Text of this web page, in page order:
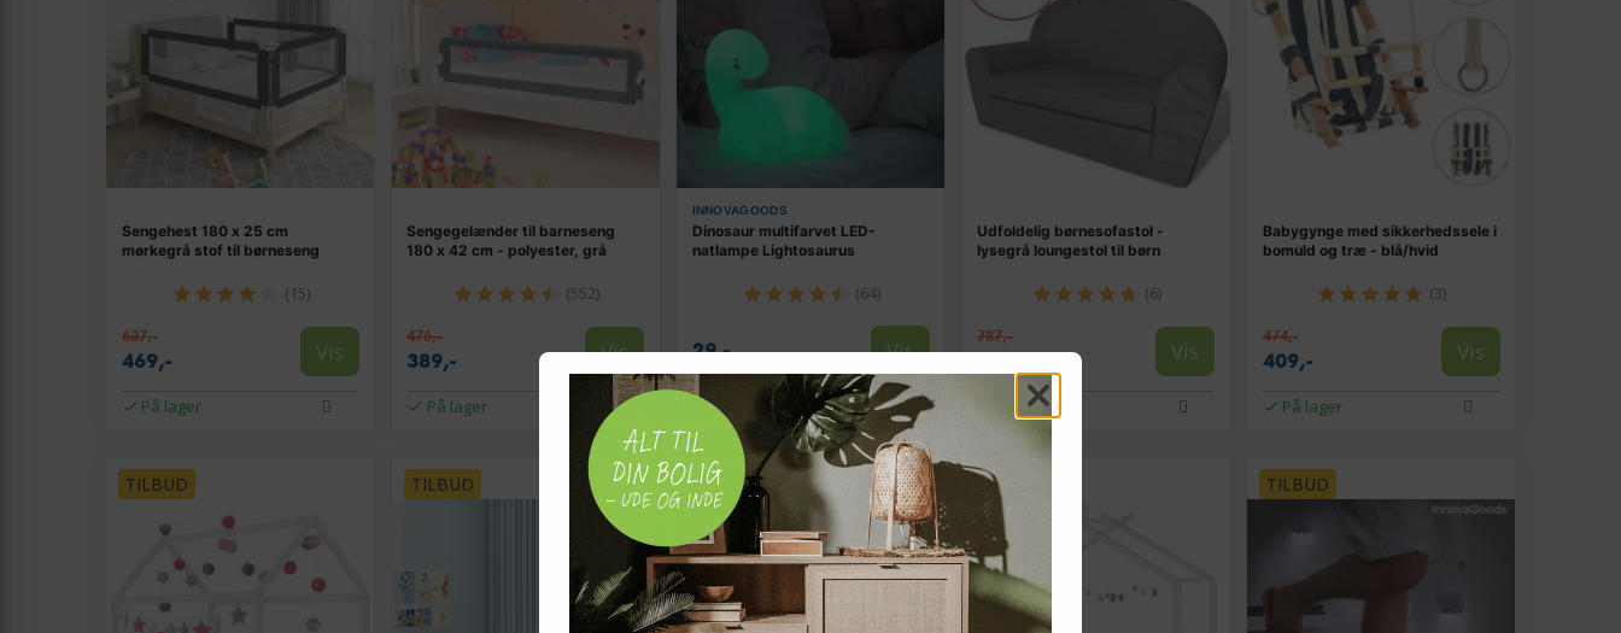
Sengehest 180 x 25 cm
mørkegrå stof til børneseng
(15)
637,-
469,- Vis
På lager
Sengegelænder til barneseng
180 x 42 cm - polyester, grå
(552)
476,-
389,- Vis
På lager
INNOVAGOODS
Dinosaur multifarvet LED-
natlampe Lightosaurus
(64)
29,- Vis
På lager
Udfoldelig børnesofastol -
lysegrå loungestol til børn
(6)
787,-
Vis
På lager
Babygynge med sikkerhedssele i
bomuld og træ - blå/hvid
(3)
474,-
409,- Vis
På lager
TILBUD TILBUD TILBUD TILBUD TILBUD